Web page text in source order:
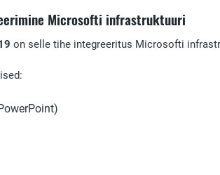
Microsofti infrastruktuuri
on selle tihe integreeritus Microsofti